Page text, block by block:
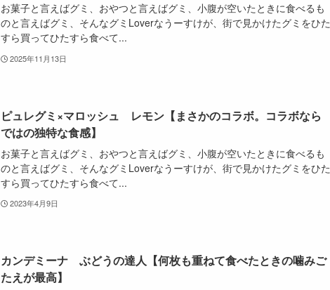
お菓子と言えばグミ、おやつと言えばグミ、小腹が空いたときに食べるも
のと言えばグミ、そんなグミLoverなうーすけが、街で見かけたグミをひた
すら買ってひたすら食べて...
2025年11月13日
ピュレグミ×マロッシュ レモン【まさかのコラボ。コラボなら
ではの独特な食感】
お菓子と言えばグミ、おやつと言えばグミ、小腹が空いたときに食べるも
のと言えばグミ、そんなグミLoverなうーすけが、街で見かけたグミをひた
すら買ってひたすら食べて...
2023年4月9日
カンデミーナ ぶどうの達人【何枚も重ねて食べたときの噛みご
たえが最高】